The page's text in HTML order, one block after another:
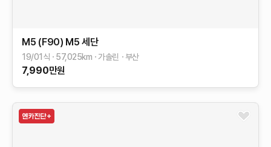
M5 (F90) M5 세단
19/01식 57,025km 가솔린 부산
7,990만원